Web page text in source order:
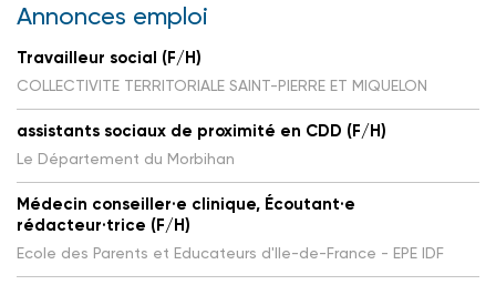
Annonces emploi
Travailleur social (F/H)
COLLECTIVITE TERRITORIALE SAINT-PIERRE ET MIQUELON
assistants sociaux de proximité en CDD (F/H)
Le Département du Morbihan
Médecin conseiller·e clinique, Écoutant·e
rédacteur·trice (F/H)
Ecole des Parents et Educateurs d'Ile-de-France - EPE IDF